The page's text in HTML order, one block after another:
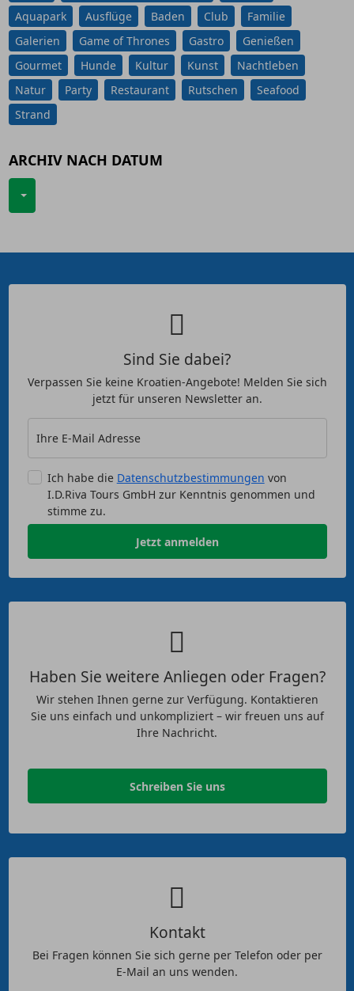
Aquapark
Ausflüge Baden Club
Familie
Galerien
Game of Thrones Gastro
Genießen
Gourmet
Hunde Kultur Kunst
Nachtleben
Natur
Party Restaurant Rutschen
Seafood
Strand
ARCHIV NACH DATUM
Sind Sie dabei?
Verpassen Sie keine Kroatien-Angebote! Melden Sie sich
jetzt für unseren Newsletter an.
Ihre E-Mail Adresse
Ich habe die Datenschutzbestimmungen von
I.D.Riva Tours GmbH zur Kenntnis genommen und
stimme zu.
Jetzt anmelden
Haben Sie weitere Anliegen oder Fragen?
Wir stehen Ihnen gerne zur Verfügung. Kontaktieren
Sie uns einfach und unkompliziert – wir freuen uns auf
Ihre Nachricht.
Schreiben Sie uns
Kontakt
Bei Fragen können Sie sich gerne per Telefon oder per
E-Mail an uns wenden.